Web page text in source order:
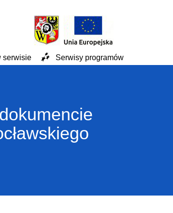
serwisie Serwisy programów